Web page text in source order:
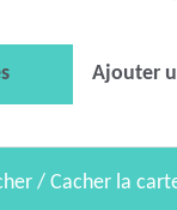
Ajouter
/ Cacher la